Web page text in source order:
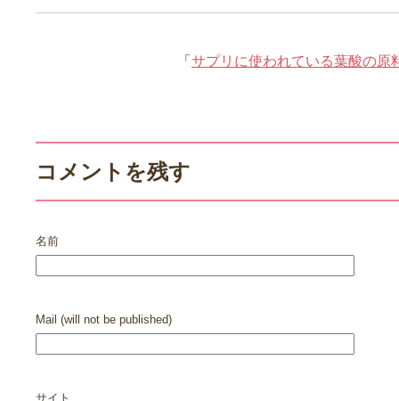
「 サプリに使われている葉酸の原
コメントを残す
名前
Mail (will not be published)
サイト